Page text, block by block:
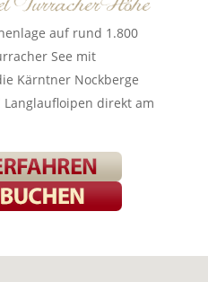
auf rund 1.800
See mit
Kärntner Nockberge
direkt am